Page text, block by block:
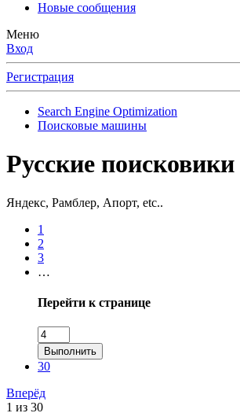
Новые сообщения
Меню
Вход
Регистрация
Search Engine Optimization
Поисковые машины
Русские поисковики
Яндекс, Рамблер, Апорт, etc..
1
2
3
…
Перейти к странице
Выполнить
30
Вперёд
1 из 30